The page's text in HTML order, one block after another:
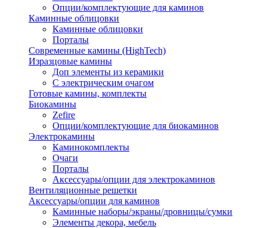
Опции/комплектующие для каминов
Каминные облицовки
Каминные облицовки
Порталы
Современные камины (HighTech)
Изразцовые камины
Доп элементы из керамики
С электрическим очагом
Готовые камины, комплекты
Биокамины
Zefire
Опции/комплектующие для биокаминов
Электрокамины
Каминокомплекты
Очаги
Порталы
Аксессуары/опции для электрокаминов
Вентиляционные решетки
Аксессуары/опции для каминов
Каминные наборы/экраны/дровницы/сумки
Элементы декора, мебель